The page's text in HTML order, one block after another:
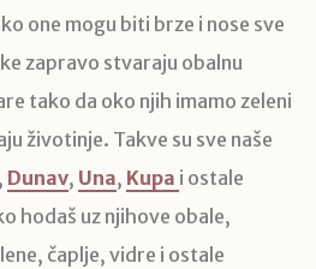
one mogu biti brze i nose sve
zapravo stvaraju obalnu
tako da oko njih imamo zeleni
životinje. Takve su sve naše
, Dunav, Una, Kupa i ostale
hodaš uz njihove obale,
čaplje, vidre i ostale